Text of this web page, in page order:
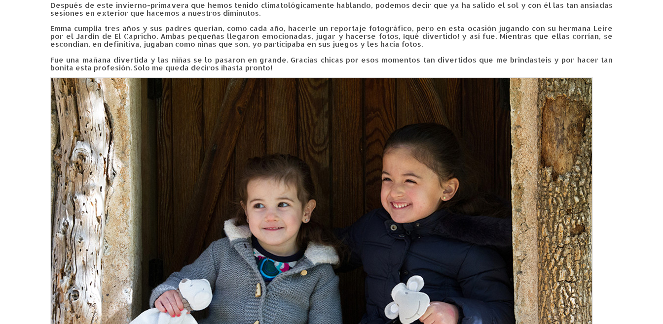
Después de este invierno-primavera que hemos tenido climatológicamente hablando, podemos decir que ya ha salido el sol y con él las tan ansiadas
sesiones en exterior que hacemos a nuestros diminutos.
Emma cumplía tres años y sus padres querían, como cada año, hacerle un reportaje fotográfico, pero en esta ocasión jugando con su hermana Leire
por el Jardín de El Capricho. Ambas pequeñas llegaron emocionadas, jugar y hacerse fotos, ¡qué divertido! y así fue. Mientras que ellas corrían, se
escondían, en definitiva, jugaban como niñas que son, yo participaba en sus juegos y les hacía fotos.
Fue una mañana divertida y las niñas se lo pasaron en grande. Gracias chicas por esos momentos tan divertidos que me brindasteis y por hacer tan
bonita esta profesión. Solo me queda deciros ¡hasta pronto!